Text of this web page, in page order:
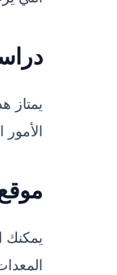
يمتاز
الأمور
يمكنك